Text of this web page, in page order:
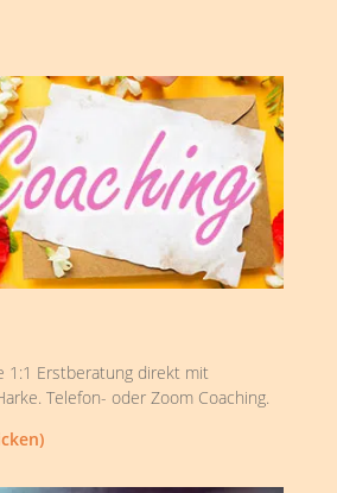
1:1 Erstberatung direkt mit
Telefon- oder Zoom Coaching.